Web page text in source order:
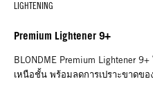
LIGHTENING
Premium Lightener 9+
BLONDME Premium Lightener
เหนือชั้น พร้อมลดการเปราะขาด